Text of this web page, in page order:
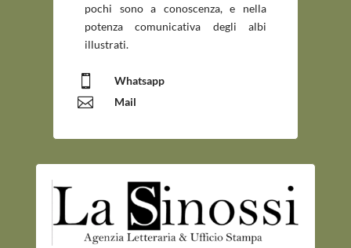
pochi sono a conoscenza, e nella
potenza comunicativa degli albi
illustrati.
 Whatsapp
 Mail